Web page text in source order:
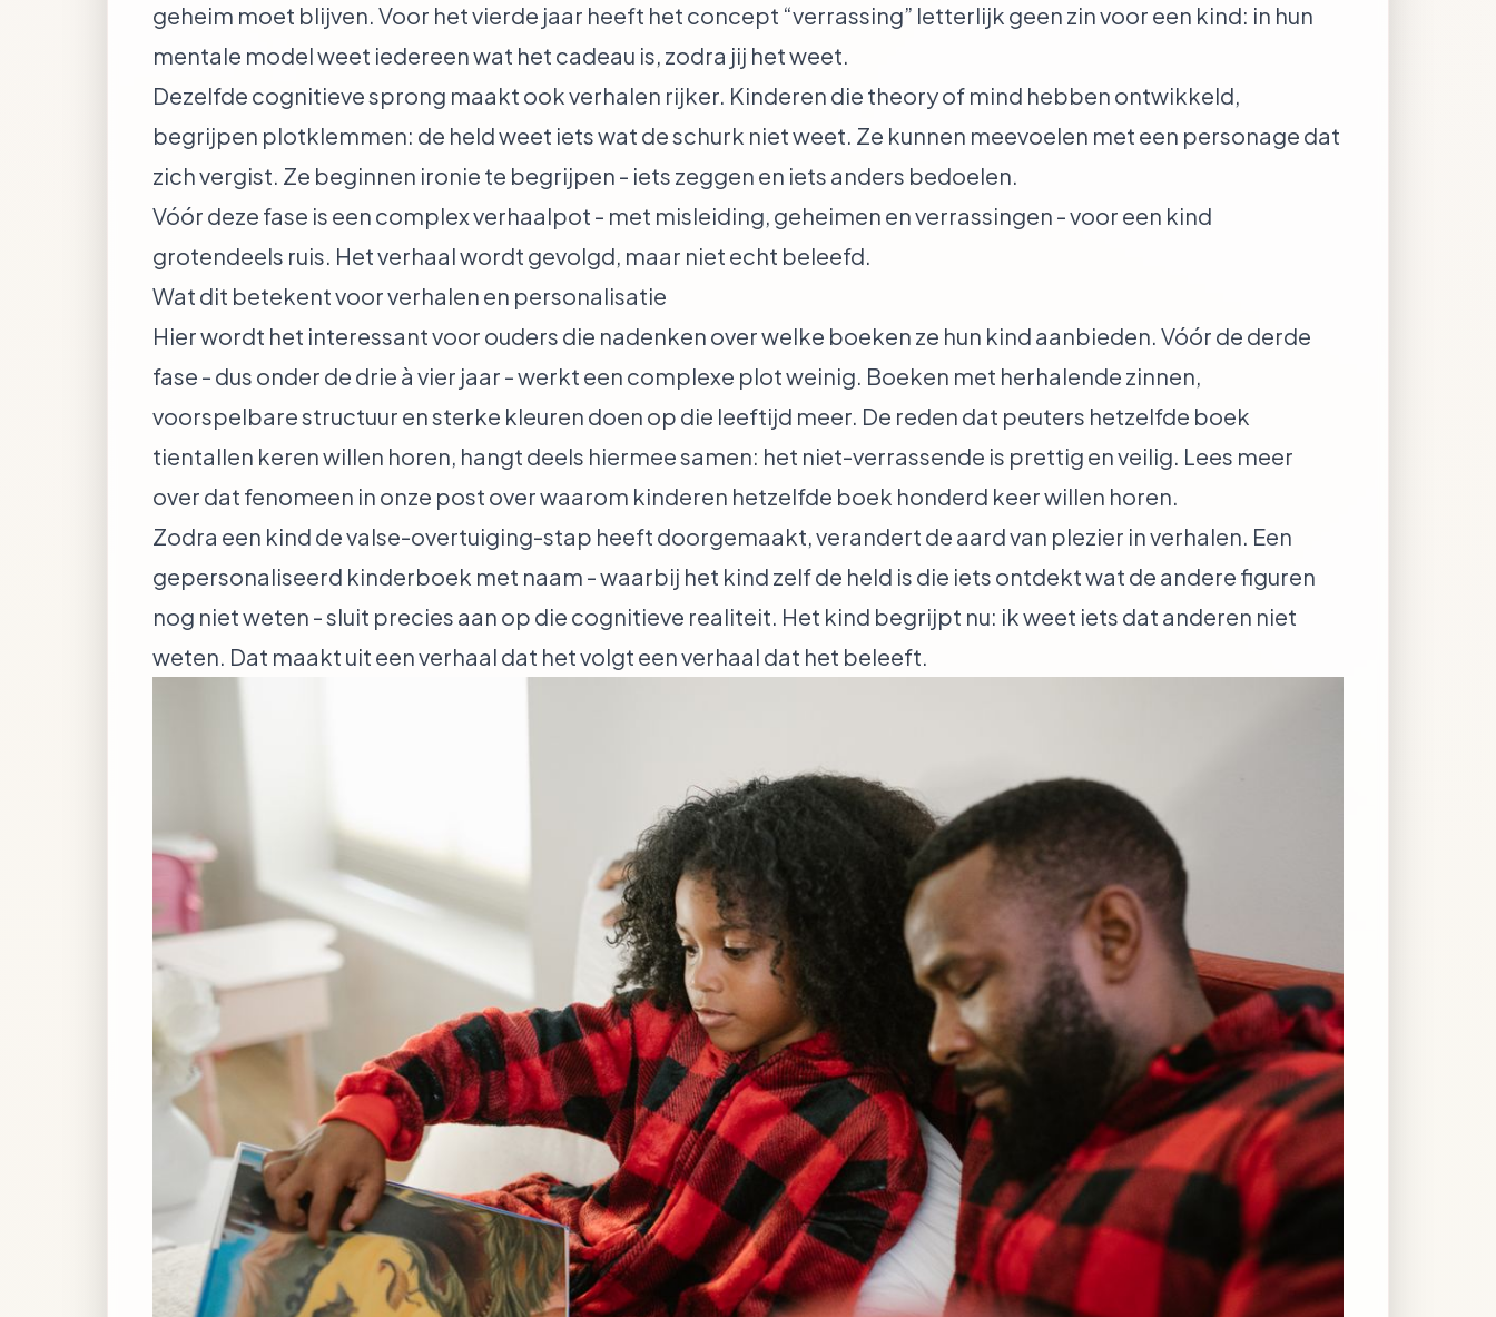
geheim moet blijven. Voor het vierde jaar heeft het concept “verrassing” letterlijk geen zin voor een kind: in hun
mentale model weet iedereen wat het cadeau is, zodra jij het weet.
Dezelfde cognitieve sprong maakt ook verhalen rijker. Kinderen die theory of mind hebben ontwikkeld,
begrijpen plotklemmen: de held weet iets wat de schurk niet weet. Ze kunnen meevoelen met een personage dat
zich vergist. Ze beginnen ironie te begrijpen - iets zeggen en iets anders bedoelen.
Vóór deze fase is een complex verhaalpot - met misleiding, geheimen en verrassingen - voor een kind
grotendeels ruis. Het verhaal wordt gevolgd, maar niet echt beleefd.
Wat dit betekent voor verhalen en personalisatie
Hier wordt het interessant voor ouders die nadenken over welke boeken ze hun kind aanbieden. Vóór de derde
fase - dus onder de drie à vier jaar - werkt een complexe plot weinig. Boeken met herhalende zinnen,
voorspelbare structuur en sterke kleuren doen op die leeftijd meer. De reden dat peuters hetzelfde boek
tientallen keren willen horen, hangt deels hiermee samen: het niet-verrassende is prettig en veilig. Lees meer
over dat fenomeen in onze post overwaarom kinderen hetzelfde boek honderd keer willen horen.
Zodra een kind de valse-overtuiging-stap heeft doorgemaakt, verandert de aard van plezier in verhalen. Een
gepersonaliseerd kinderboek met naam - waarbij het kind zelf de held is die iets ontdekt wat de andere figuren
nog niet weten - sluit precies aan op die cognitieve realiteit. Het kind begrijpt nu: ik weet iets dat anderen niet
weten. Dat maakt uit een verhaal dat het volgt een verhaal dat het beleeft.